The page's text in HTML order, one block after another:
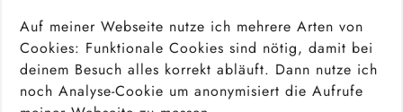
Auf meiner Webseite nutze ich mehrere Arten von
Cookies: Funktionale Cookies sind nötig, damit bei
deinem Besuch alles korrekt abläuft. Dann nutze ich
noch Analyse-Cookie um anonymisiert die Aufrufe